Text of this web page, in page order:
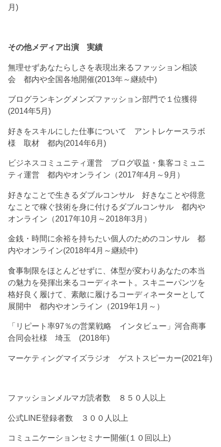
月)
その他メディア出演 実績
無理せずあなたらしさを表現出来るファッション相談
会 都内や全国各地開催(2013年～継続中)
ブログランキングメンズファッション部門で１位獲得
(2014年5月)
好きをスキルにした仕事について アントレケースラボ
様 取材 都内(2014年6月)
ビジネスコミュニティ運営 ブログ収益・集客コミュニ
ティ運営 都内やオンライン（2017年4月～9月）
好きなことで生きるダブルコンサル 好きなことや得意
なことで稼ぐ技術を身に付けるダブルコンサル 都内や
オンライン（2017年10月～2018年3月）
金銭・時間に余裕を持ちたい個人のためのコンサル 都
内やオンライン(2018年4月～継続中)
食事制限をほとんどせずに、体型が変わりあなたの本当
の魅力を発揮出来るコーディネート。スキニーパンツを
格好良く履けて、素敵に履けるコーディネーターとして
展開中 都内やオンライン（2019年1月～）
「リピート率97％の営業戦略 インタビュー」河合商事
合同会社様 埼玉 (2018年)
マーケティングマイズラジオ ゲストスピーカー(2021年)
ファッションメルマガ読者数 ８５０人以上
公式LINE登録者数 ３００人以上
コミュニケーションセミナー開催(１０回以上)